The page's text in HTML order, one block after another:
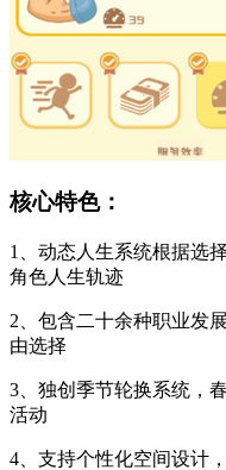
核心特色：
1、动态人生系统根据选
角色人生轨迹
2、包含二十余种职业发
由选择
3、独创季节轮换系统，
活动
4、支持个性化空间设计